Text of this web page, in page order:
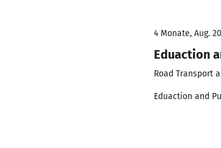
4 Monate, Aug.
Eduaction
Road Transport
Eduaction and